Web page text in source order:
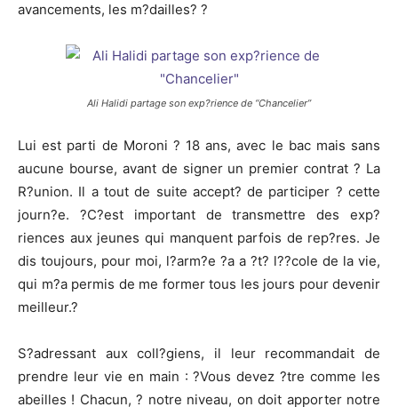
avancements, les m?dailles? ?
Ali Halidi partage son exp?rience de “Chancelier”
Lui est parti de Moroni ? 18 ans, avec le bac mais sans
aucune bourse, avant de signer un premier contrat ? La
R?union. Il a tout de suite accept? de participer ? cette
journ?e. ?C?est important de transmettre des exp?
riences aux jeunes qui manquent parfois de rep?res. Je
dis toujours, pour moi, l?arm?e ?a a ?t? l??cole de la vie,
qui m?a permis de me former tous les jours pour devenir
meilleur.?
S?adressant aux coll?giens, il leur recommandait de
prendre leur vie en main : ?Vous devez ?tre comme les
abeilles ! Chacun, ? notre niveau, on doit apporter notre